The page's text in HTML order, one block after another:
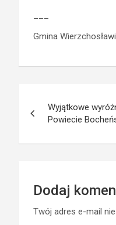
Gmina
wpisu
Wyjątkowe
Powiecie
Dodaj
Twój adres e-mail